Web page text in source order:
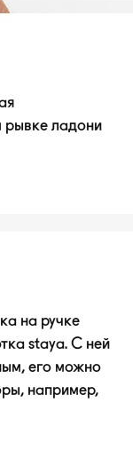
рывке ладони
на ручке
staya. С ней
его можно
например,